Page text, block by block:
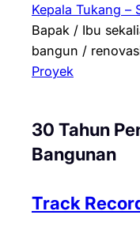
Kepala Tukang –
Bapak / Ibu
bangun /
Proyek
30 Tahun
Bangunan
Track